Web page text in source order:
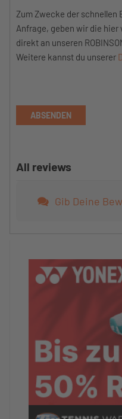
Zum Zwecke der schnellen
Anfrage, geben wir die hier
direkt an unseren
Weitere kannst du unserer
ABSENDEN
All reviews
Gib Deine